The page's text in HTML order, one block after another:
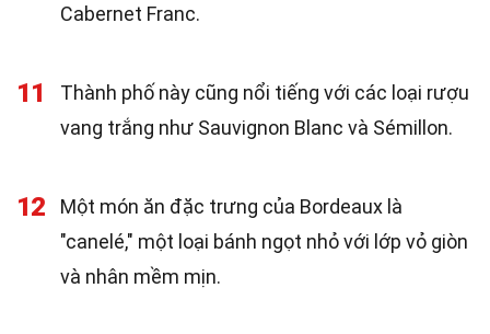
Cabernet Franc.
11
Thành phố này cũng nổi tiếng với các loại rượu
vang trắng như Sauvignon Blanc và Sémillon.
12
Một món ăn đặc trưng của Bordeaux là
"canelé," một loại bánh ngọt nhỏ với lớp vỏ giòn
và nhân mềm mịn.